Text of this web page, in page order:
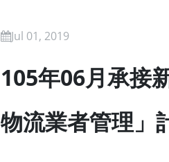
Jul 01, 2019
105年06月承接
物流業者管理」